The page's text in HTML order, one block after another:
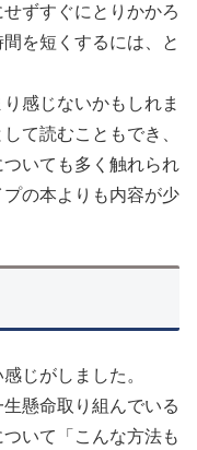
ずすぐにとりかかろ
を短くするには、と
感じないかもしれま
て読むこともでき、
いても多く触れられ
の本よりも内容が少
じがしました。
懸命取り組んでいる
いて「こんな方法も